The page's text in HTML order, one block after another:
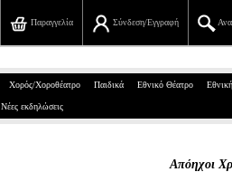
Σύνδεση/Εγγραφή
Παραγγελία
Πανεπιστημίου 39,
Χορός/Χοροθέατρο Παιδικά Εθνικό Θέατρο
Νέες εκδηλώσεις
Απόηχοι